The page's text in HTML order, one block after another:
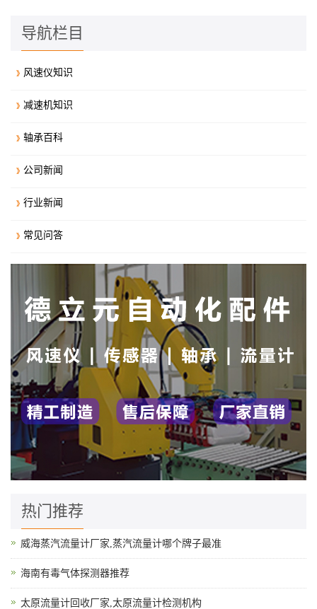
导航栏目
风速仪知识
减速机知识
轴承百科
公司新闻
行业新闻
常见问答
热门推荐
威海蒸汽流量计厂家,蒸汽流量计哪个牌子最准
海南有毒气体探测器推荐
太原流量计回收厂家,太原流量计检测机构